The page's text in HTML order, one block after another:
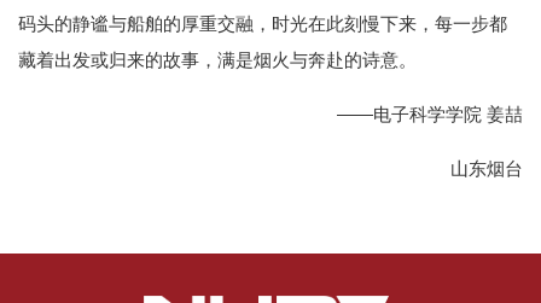
码头的静谧与船舶的厚重交融，时光在此刻慢下来，每一步都
藏着出发或归来的故事，满是烟火与奔赴的诗意。
——电子科学学院 姜喆
山东烟台